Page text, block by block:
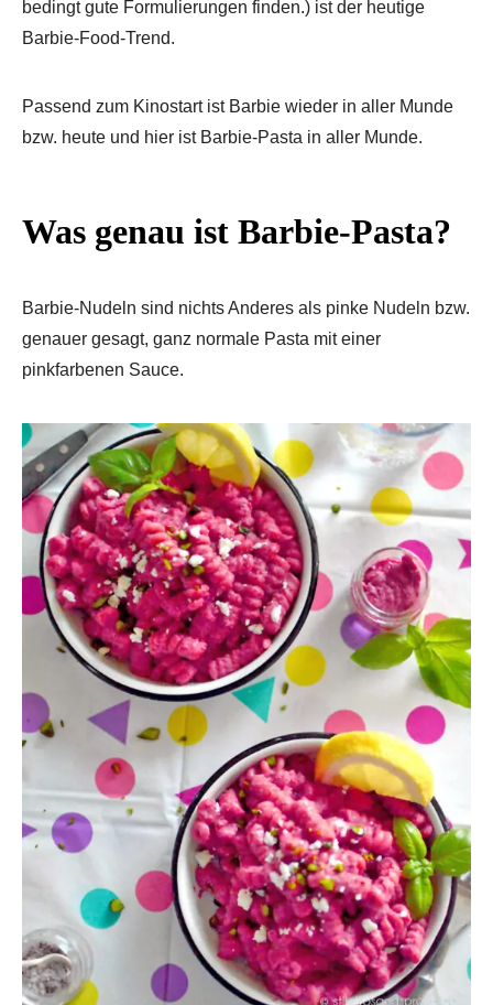
bedingt gute Formulierungen finden.) ist der heutige
Barbie-Food-Trend.
Passend zum Kinostart ist Barbie wieder in aller Munde
bzw. heute und hier ist Barbie-Pasta in aller Munde.
Was genau ist Barbie-Pasta?
Barbie-Nudeln sind nichts Anderes als pinke Nudeln bzw.
genauer gesagt, ganz normale Pasta mit einer
pinkfarbenen Sauce.